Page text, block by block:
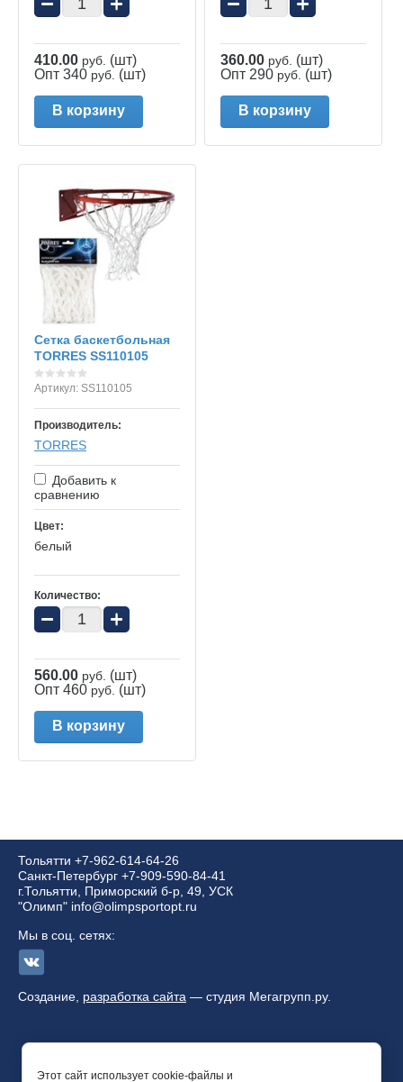
410.00 руб. (шт)
Опт 340 руб. (шт)
В корзину
360.00 руб. (шт)
Опт 290 руб. (шт)
В корзину
Сетка баскетбольная
TORRES SS110105
Артикул: SS110105
Производитель:
TORRES
Добавить к
сравнению
Цвет:
белый
Количество:
− +
560.00 руб. (шт)
Опт 460 руб. (шт)
В корзину
Тольятти +7-962-614-64-26
Санкт-Петербург +7-909-590-84-41
г.Тольятти, Приморский б-р, 49, УСК
"Олимп" info@olimpsportopt.ru
Мы в соц. сетях:
Создание, разработка сайта — студия Мегагрупп.ру.
Этот сайт использует cookie-файлы и